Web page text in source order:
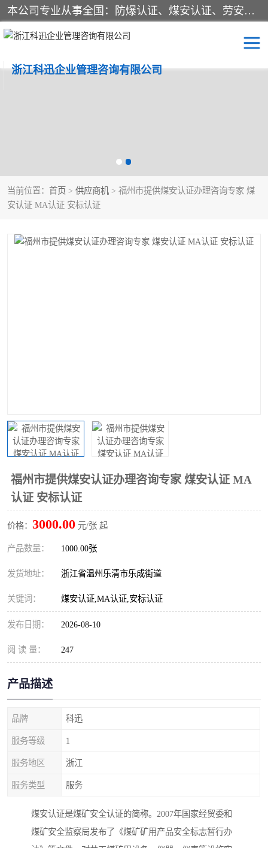
本公司专业从事全国：防爆认证、煤安认证、劳安认证、体系认证、产品认证、ATEX认证、IECEX认证、消防产品认证、生产认可证、验厂指导、认证技术支持、企业管理策划等一站式咨询服务。 用我们的智慧、经验、真诚与勤恳，分享成长的喜悦！ 全国24小时咨询热线：* 认证咨询：张老师（全国*）
浙江科迅企业管理咨询有限公司
当前位置： 首页 > 供应商机 > 福州市提供煤安认证办理咨询专家 煤
安认证 MA认证 安标认证
福州市提供煤安认证办理咨询专家 煤安认证 MA
认证 安标认证
价格： 3000.00 元/张 起
产品数量： 1000.00张
发货地址： 浙江省温州乐清市乐成街道
关键词： 煤安认证,MA认证,安标认证
发布日期： 2026-08-10
阅 读 量： 247
产品描述
品牌 科迅
服务等级 1
服务地区 浙江
服务类型 服务
煤安认证是煤矿安全认证的简称。2007年国家经贸委和
煤矿安全监察局发布了《煤矿矿用产品安全标志暂行办